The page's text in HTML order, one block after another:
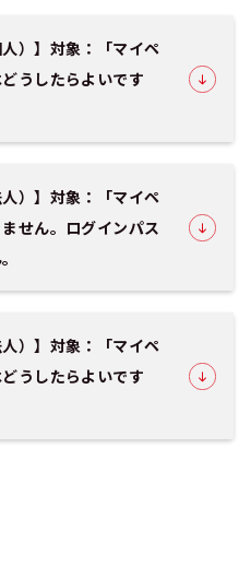
人）】対象：「マイペ
うしたらよいです
人）】対象：「マイペ
せん。ログインパス
人）】対象：「マイペ
うしたらよいです